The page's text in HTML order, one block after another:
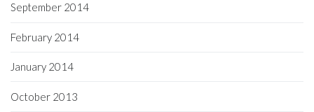
September 2014
February 2014
January 2014
October 2013